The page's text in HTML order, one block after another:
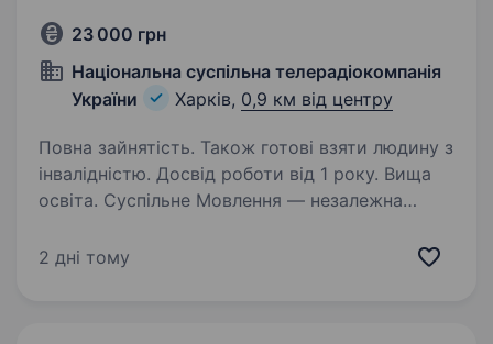
23 000 грн
Національна суспільна телерадіокомпанія
України
Харків, 0,9 км від центру
Повна зайнятість. Також готові взяти людину з
інвалідністю. Досвід роботи від 1 року. Вища
освіта. Суспільне Мовлення — незалежна
телевізійне, радійне та цифрове мовлення.
2 дні тому